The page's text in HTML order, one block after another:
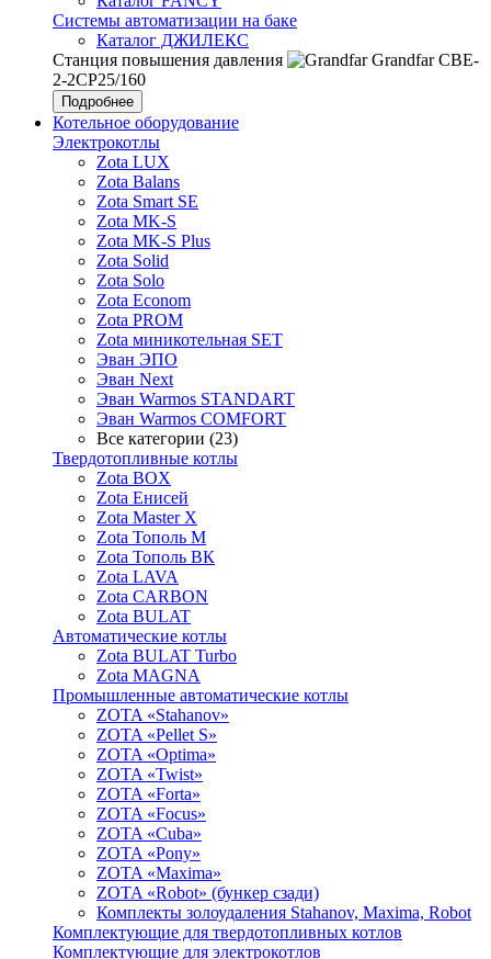
Системы автоматизации на баке
Каталог ДЖИЛЕКС
Станция повышения давления
Grandfar CBE-
2-2CP25/160
Подробнее
Котельное оборудование
Электрокотлы
Zota LUX
Zota Balans
Zota Smart SE
Zota MK-S
Zota MK-S Plus
Zota Solid
Zota Solo
Zota Econom
Zota PROM
Zota миникотельная SET
Эван ЭПО
Эван Next
Эван Warmos STANDART
Эван Warmos COMFORT
Все категории (23)
Твердотопливные котлы
Zota BOX
Zota Енисей
Zota Master X
Zota Тополь М
Zota Тополь ВК
Zota LAVA
Zota CARBON
Zota BULAT
Автоматические котлы
Zota BULAT Turbo
Zota MAGNA
Промышленные автоматические котлы
ZOTA «Stahanov»
ZOTA «Pellet S»
ZOTA «Optima»
ZOTA «Twist»
ZOTA «Forta»
ZOTA «Focus»
ZOTA «Cuba»
ZOTA «Pony»
ZOTA «Maxima»
ZOTA «Robot» (бункер сзади)
Комплекты золоудаления Stahanov, Maxima, Robot
Комплектующие для твердотопливных котлов
Комплектующие для электрокотлов